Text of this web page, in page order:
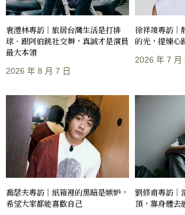
袁澧林專訪｜旅居台灣生活是打排
球、跟阿伯跳社交舞，真誠才是演員
最大本領
2026 年 8 月 7 日
徐祥竣專訪｜
的光，提煉心
2026 年 7 月
喬瑟夫專訪｜紙箱裡的黑暗是嫉妒，
希望大家都能喜歡自己
劉修甫專訪｜
頂，靠身體去